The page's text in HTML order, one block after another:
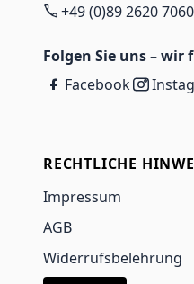
+49 (0)89 2620 7060
Folgen Sie uns – wir
Facebook
RECHTLICHE
Impressum
AGB
Widerrufsbelehrung